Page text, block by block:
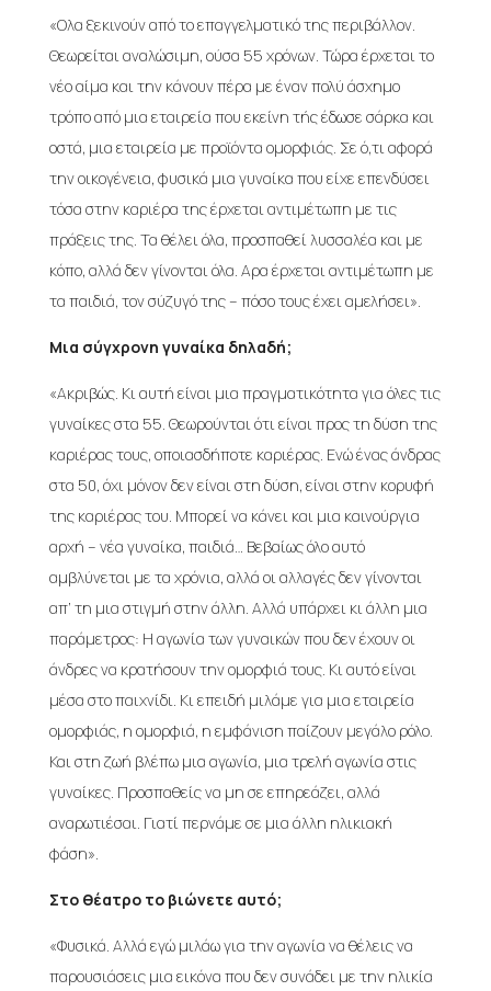
«Ολα ξεκινούν από το επαγγελματικό της περιβάλλον.
Θεωρείται αναλώσιμη, ούσα 55 χρόνων. Τώρα έρχεται το
νέο αίμα και την κάνουν πέρα με έναν πολύ άσχημο
τρόπο από μια εταιρεία που εκείνη τής έδωσε σάρκα και
οστά, μια εταιρεία με προϊόντα ομορφιάς. Σε ό,τι αφορά
την οικογένεια, φυσικά μια γυναίκα που είχε επενδύσει
τόσα στην καριέρα της έρχεται αντιμέτωπη με τις
πράξεις της. Τα θέλει όλα, προσπαθεί λυσσαλέα και με
κόπο, αλλά δεν γίνονται όλα. Αρα έρχεται αντιμέτωπη με
τα παιδιά, τον σύζυγό της – πόσο τους έχει αμελήσει».
Μια σύγχρονη γυναίκα δηλαδή;
«Ακριβώς. Κι αυτή είναι μια πραγματικότητα για όλες τις
γυναίκες στα 55. Θεωρούνται ότι είναι προς τη δύση της
καριέρας τους, οποιασδήποτε καριέρας. Ενώ ένας άνδρας
στα 50, όχι μόνον δεν είναι στη δύση, είναι στην κορυφή
της καριέρας του. Μπορεί να κάνει και μια καινούργια
αρχή – νέα γυναίκα, παιδιά… Βεβαίως όλο αυτό
αμβλύνεται με τα χρόνια, αλλά οι αλλαγές δεν γίνονται
απ’ τη μια στιγμή στην άλλη. Αλλά υπάρχει κι άλλη μια
παράμετρος: Η αγωνία των γυναικών που δεν έχουν οι
άνδρες να κρατήσουν την ομορφιά τους. Κι αυτό είναι
μέσα στο παιχνίδι. Κι επειδή μιλάμε για μια εταιρεία
ομορφιάς, η ομορφιά, η εμφάνιση παίζουν μεγάλο ρόλο.
Και στη ζωή βλέπω μια αγωνία, μια τρελή αγωνία στις
γυναίκες. Προσπαθείς να μη σε επηρεάζει, αλλά
αναρωτιέσαι. Γιατί περνάμε σε μια άλλη ηλικιακή
φάση».
Στο θέατρο το βιώνετε αυτό;
«Φυσικά. Αλλά εγώ μιλάω για την αγωνία να θέλεις να
παρουσιάσεις μια εικόνα που δεν συνάδει με την ηλικία